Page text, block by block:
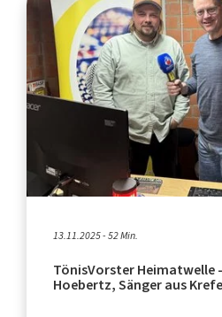
13.11.2025 - 52 Min.
TönisVorster
Hoebertz, Sänger aus